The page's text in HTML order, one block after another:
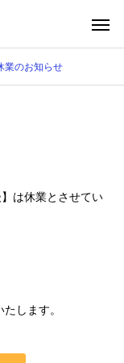
業のお知らせ
は休業とさせてい
します。